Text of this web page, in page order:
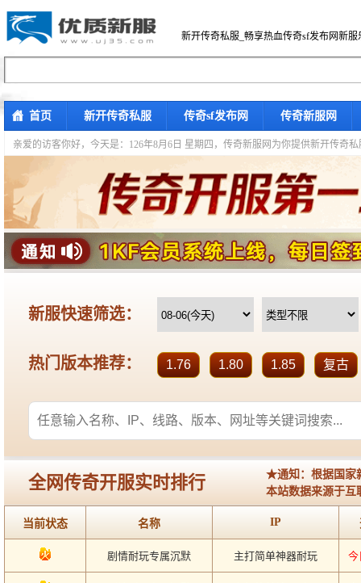
新开传奇私服_畅享热血传奇sf发布网新服
首页 新开传奇私服 传奇sf发布网 传奇新服网
亲爱的访客你好， 今天是：126年8月6日 星期四，传奇新服网为你提供新开传奇